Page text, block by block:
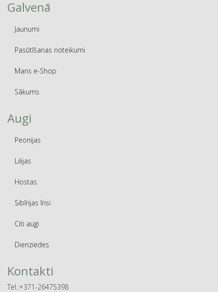
Galvenā
Jaunumi
Pasūtīšanas noteikumi
Mans e-Shop
Sākums
Augi
Peonijas
Lilijas
Hostas
Sibīrijas īrisi
Citi augi
Dienziedes
Kontakti
Tel.:+371-26475398